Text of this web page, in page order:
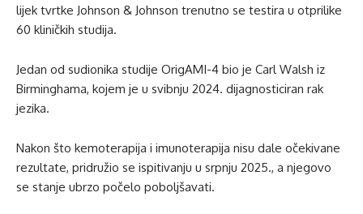
lijek tvrtke Johnson & Johnson trenutno se testira u otprilike
60 kliničkih studija.
Jedan od sudionika studije OrigAMI-4 bio je Carl Walsh iz
Birminghama, kojem je u svibnju 2024. dijagnosticiran rak
jezika.
Nakon što kemoterapija i imunoterapija nisu dale očekivane
rezultate, pridružio se ispitivanju u srpnju 2025., a njegovo
se stanje ubrzo počelo poboljšavati.